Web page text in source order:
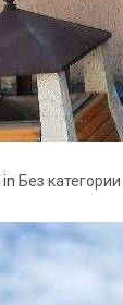
in Без категории